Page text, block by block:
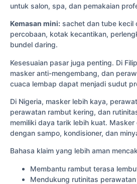
untuk salon, spa, dan pemakaian
Kemasan mini: sachet dan tube kecil
percobaan, kotak kecantikan,
bundel daring.
Kesesuaian pasar juga penting. Di
masker anti-mengembang, dan
cuaca lembap dapat menjadi sudut
Di Nigeria, masker lebih kaya,
perawatan rambut kering, dan
memiliki daya tarik lebih kuat.
dengan sampo, kondisioner, dan
Bahasa klaim yang lebih aman
Membantu rambut terasa
Mendukung rutinitas